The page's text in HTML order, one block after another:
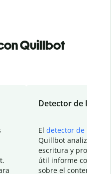
Quillbot
Detector de IA
El detector de IA
Quillbot analiza tu
escritura y
útil informe con
sobre el contenido